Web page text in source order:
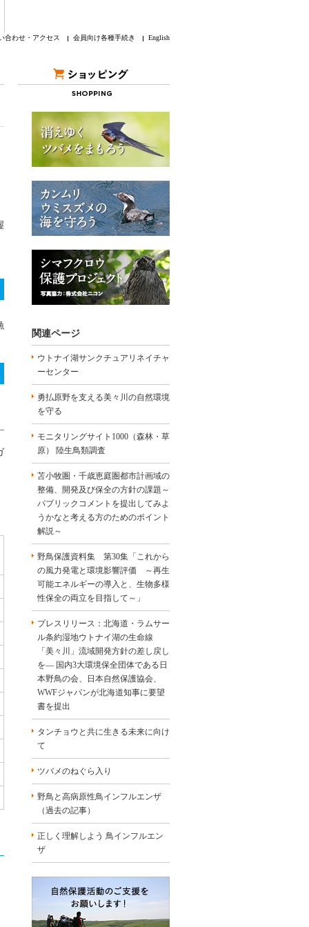
合わせ・アクセス 会員向け各種手続き English
関連ページ
ウトナイ湖サンクチュアリネイチャ
ーセンター
勇払原野を支える美々川の自然環境
を守る
モニタリングサイト1000（森林・草
原） 陸生鳥類調査
苫小牧圏・千歳恵庭圏都市計画域の
整備、開発及び保全の方針の課題～
パブリックコメントを提出してみよ
うかなと考える方のためのポイント
解説～
野鳥保護資料集 第30集「これから
の風力発電と環境影響評価 ～再生
可能エネルギーの導入と、生物多様
性保全の両立を目指して～」
プレスリリース：北海道・ラムサー
ル条約湿地ウトナイ湖の生命線
「美々川」流域開発方針の差し戻し
を― 国内3大環境保全団体である日
本野鳥の会、日本自然保護協会、
WWFジャパンが北海道知事に要望
書を提出
タンチョウと共に生きる未来に向け
て
ツバメのねぐら入り
野鳥と高病原性鳥インフルエンザ
（過去の記事）
正しく理解しよう 鳥インフルエン
ザ